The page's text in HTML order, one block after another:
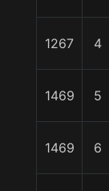
1267 4
1469 5
1469 6